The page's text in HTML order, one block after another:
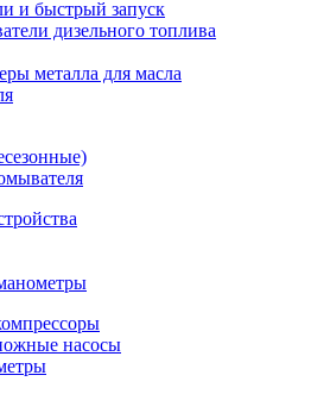
и быстрый запуск
дизельного топлива
металла для масла
насосы